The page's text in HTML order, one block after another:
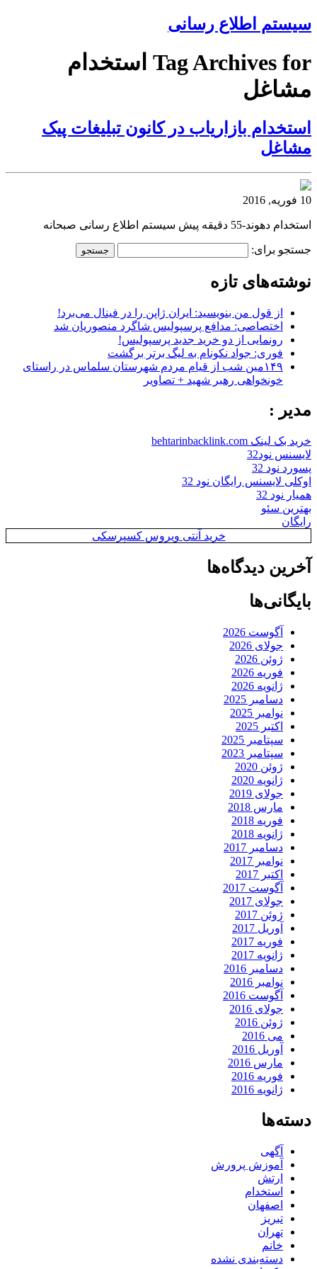
سیستم اطلاع رسانی
Tag Archives for استخدام
مشاغل
استخدام بازاریاب در کانون تبلیغات پیک
مشاغل
10 فوریه, 2016
استخدام دهوند-55 دقیقه پیش سیستم اطلاع رسانی صبحانه
جستجو برای:
نوشته‌های تازه
از قول من بنویسید: ایران ژاپن را در فینال می‌برد!
اختصاصی: مدافع پرسپولیس شاگرد منصوریان شد
رونمایی از دو خرید جدید پرسپولیس!
فوری: جواد نکونام به لیگ برتر برگشت
۱۴۹مین شب از قیام مردم شهرستان سلماس در راستای
خونخواهی رهبر شهید + تصاویر
مدیر :
خرید بک لینک behtarinbacklink.com
لایسنس نود32
پسورد نود 32
اوکلی لایسنس رایگان نود 32
همیار نود 32
بهترین سئو
رایگان
خرید آنتی ویروس کسپرسکی
آخرین دیدگاه‌ها
بایگانی‌ها
آگوست 2026
جولای 2026
ژوئن 2026
فوریه 2026
ژانویه 2026
دسامبر 2025
نوامبر 2025
اکتبر 2025
سپتامبر 2025
سپتامبر 2023
ژوئن 2020
ژانویه 2020
جولای 2019
مارس 2018
فوریه 2018
ژانویه 2018
دسامبر 2017
نوامبر 2017
اکتبر 2017
آگوست 2017
جولای 2017
ژوئن 2017
آوریل 2017
فوریه 2017
ژانویه 2017
دسامبر 2016
نوامبر 2016
آگوست 2016
جولای 2016
ژوئن 2016
می 2016
آوریل 2016
مارس 2016
فوریه 2016
ژانویه 2016
دسته‌ها
آگهی
آموزش پرورش
ارتش
استخدام
اصفهان
تبریز
تهران
خانم
دسته‌بندی نشده